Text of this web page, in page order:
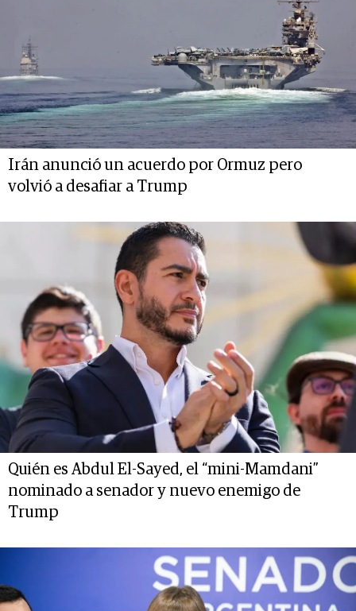
Irán anunció un acuerdo por Ormuz pero
volvió a desafiar a Trump
Quién es Abdul El-Sayed, el “mini-Mamdani”
nominado a senador y nuevo enemigo de
Trump